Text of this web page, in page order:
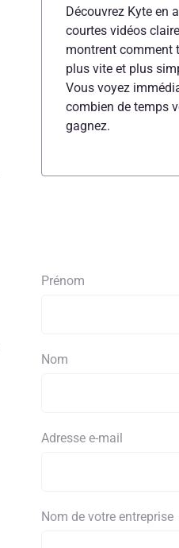
Découvrez Kyte en
courtes vidéos
montrent comment
plus vite et plus
Vous voyez
combien de temps
gagnez.
Prénom
Nom
Adresse e-mail
Nom de votre entreprise